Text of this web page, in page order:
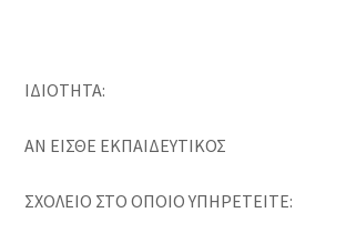
ΙΔΙΟΤΗΤΑ:
ΑΝ ΕΙΣΘΕ ΕΚΠΑΙΔΕΥΤΙΚΟΣ
ΣΧΟΛΕΙΟ ΣΤΟ ΟΠΟΙΟ ΥΠΗΡΕΤΕΙΤΕ: